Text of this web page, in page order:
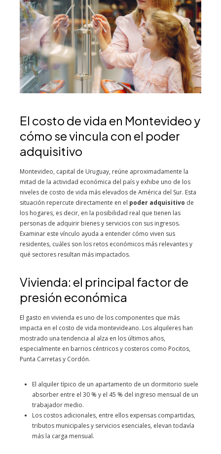
El costo de vida en Montevideo y
cómo se vincula con el poder
adquisitivo
Montevideo, capital de Uruguay, reúne aproximadamente la
mitad de la actividad económica del país y exhibe uno de los
niveles de costo de vida más elevados de América del Sur. Esta
situación repercute directamente en el poder adquisitivo de
los hogares, es decir, en la posibilidad real que tienen las
personas de adquirir bienes y servicios con sus ingresos.
Examinar este vínculo ayuda a entender cómo viven sus
residentes, cuáles son los retos económicos más relevantes y
qué sectores resultan más impactados.
Vivienda: el principal factor de
presión económica
El gasto en vivienda es uno de los componentes que más
impacta en el costo de vida montevideano. Los alquileres han
mostrado una tendencia al alza en los últimos años,
especialmente en barrios céntricos y costeros como Pocitos,
Punta Carretas y Cordón.
El alquiler típico de un apartamento de un dormitorio suele
absorber entre el 30 % y el 45 % del ingreso mensual de un
trabajador medio.
Los costos adicionales, entre ellos expensas compartidas,
tributos municipales y servicios esenciales, elevan todavía
más la carga mensual.